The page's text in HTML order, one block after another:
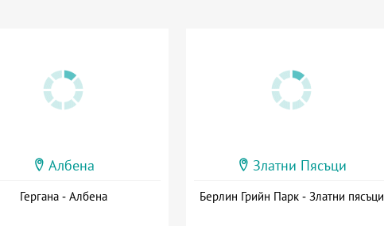
Албена
Гергана - Албена
Златни Пясъци
Берлин Грийн Парк - Златни пясъци